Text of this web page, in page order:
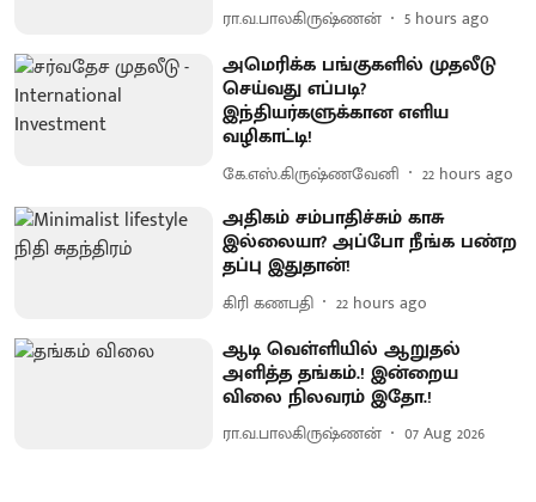
ரா.வ.பாலகிருஷ்ணன் 5 hours ago
அமெரிக்க பங்குகளில் முதலீடு
செய்வது எப்படி?
இந்தியர்களுக்கான எளிய
வழிகாட்டி!
கே.எஸ்.கிருஷ்ணவேனி 22 hours ago
அதிகம் சம்பாதிச்சும் காசு
இல்லையா? அப்போ நீங்க பண்ற
தப்பு இதுதான்!
கிரி கணபதி 22 hours ago
ஆடி வெள்ளியில் ஆறுதல்
அளித்த தங்கம்.! இன்றைய
விலை நிலவரம் இதோ.!
ரா.வ.பாலகிருஷ்ணன் 07 Aug 2026